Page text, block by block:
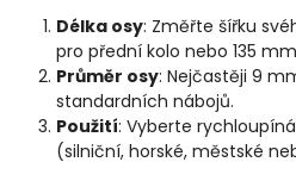
Délka osy: Změřte šířku
pro přední kolo nebo 135
Průměr osy: Nejčastěji 9
standardních nábojů.
Použití: Vyberte
(silniční, horské, městské